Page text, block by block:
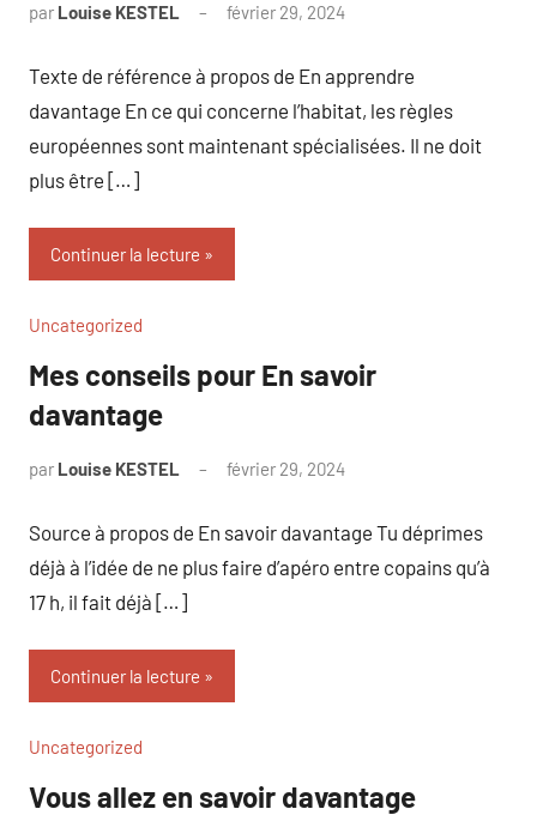
par Louise KESTEL février 29, 2024
Texte de référence à propos de En apprendre
davantage En ce qui concerne l’habitat, les règles
européennes sont maintenant spécialisées. Il ne doit
plus être […]
Continuer la lecture
Uncategorized
Mes conseils pour En savoir
davantage
par Louise KESTEL février 29, 2024
Source à propos de En savoir davantage Tu déprimes
déjà à l’idée de ne plus faire d’apéro entre copains qu’à
17 h, il fait déjà […]
Continuer la lecture
Uncategorized
Vous allez en savoir davantage